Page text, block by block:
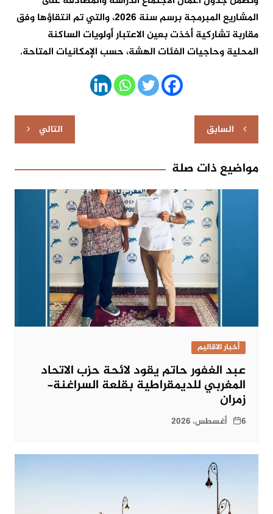
المشاريع المبرمجة برسم سنة 2026، والتي تم انتقاؤها وفق
مقاربة تشاركية أخذت بعين الاعتبار أولويات الساكنة
المحلية وحاجيات الفئات الهشة، حسب الإمكانيات المتاحة.
تصفّح
المقالات
السابق التالي
مواضيع ذات صلة
أخبار الاقاليم
عبد الغفور حاتم يقود لائحة حزب الاتحاد
المغربي للديمقراطية بقلعة السراغنة-
زمران
6 أغسطس، 2026